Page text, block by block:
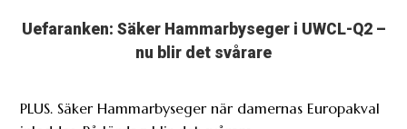
Uefaranken: Säker Hammarbyseger i UWCL-Q2 –
nu blir det svårare
PLUS. Säker Hammarbyseger när damernas Europakval